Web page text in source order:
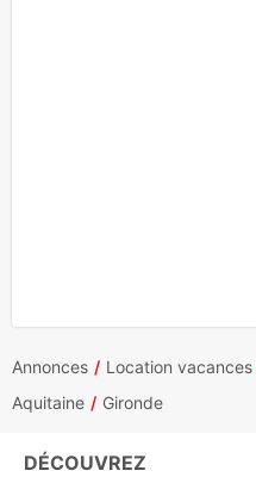
Annonces Location vacances
Aquitaine
Gironde
DÉCOUVREZ